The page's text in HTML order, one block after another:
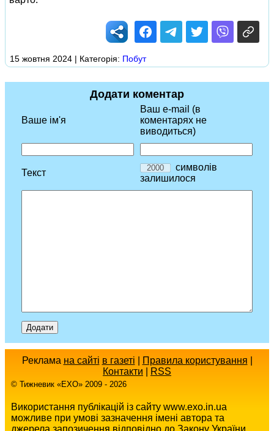
15 жовтня 2024 | Категорія: Побут
Додати коментар
Ваше ім'я
Ваш e-mail (в
коментарях не
виводиться)
Текст
символів
залишилося
Реклама на сайті в газеті Правила користування
Контакти
RSS
© Тижневик «EХO» 2009 - 2026
Використання публікацій із сайту www.exo.in.ua
можливе при умові зазначення імені автора та